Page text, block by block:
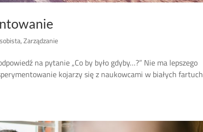
,Zarządzanie
na pytanie „Co by było gdyby…?” Nie ma lepszego
kojarzy się z naukowcami w białych